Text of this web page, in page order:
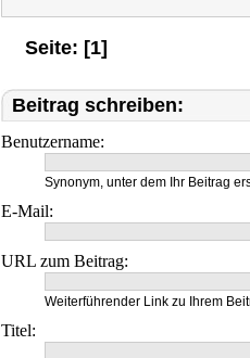
Seite: [1]
Beitrag schreiben:
Benutzername:
Synonym, unter dem Ihr Beitrag
E-Mail:
URL zum Beitrag:
Weiterführender Link zu Ihrem
Titel: